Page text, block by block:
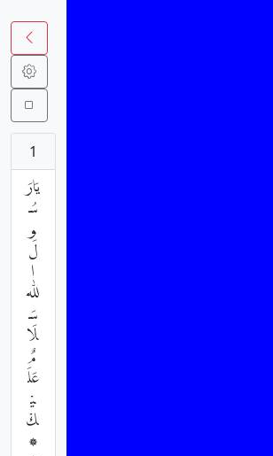
1
يَارَ
سُ
و
لَ
ا
للّٰه
سَ
لَا
مٌ
عَلَ
يْ
كْ
۞